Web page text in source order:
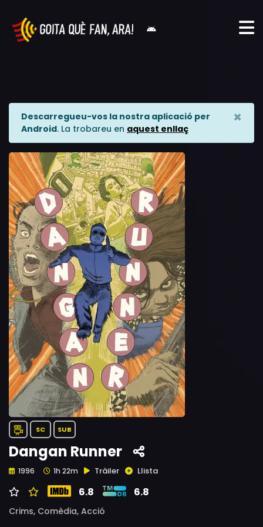
Descarregueu-vos la nostra aplicació per
Android. La trobareu en aquest enllaç
×
SC SUB
Dangan Runner
1996 1h 22m Tràiler Llista
6.8 6.8
Crims, Comèdia, Acció